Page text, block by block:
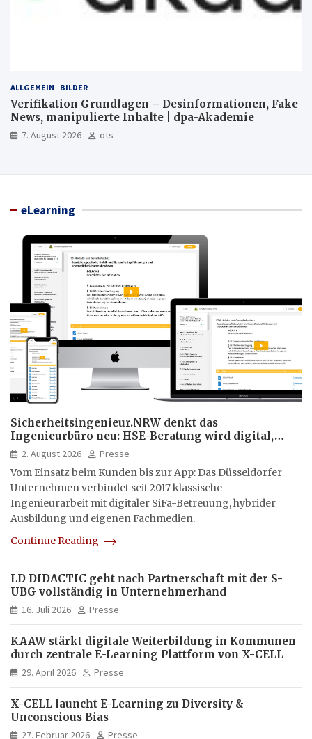
ALLGEMEIN BILDER
Verifikation Grundlagen – Desinformationen, Fake
News, manipulierte Inhalte | dpa-Akademie
7. August 2026 ots
eLearning
Sicherheitsingenieur.NRW denkt das
Ingenieurbüro neu: HSE-Beratung wird digital,
hybrid und multimedial
2. August 2026
Presse
Vom Einsatz beim Kunden bis zur App: Das Düsseldorfer
Unternehmen verbindet seit 2017 klassische
Ingenieurarbeit mit digitaler SiFa-Betreuung, hybrider
Ausbildung und eigenen Fachmedien.
Continue Reading
LD DIDACTIC geht nach Partnerschaft mit der S-
UBG vollständig in Unternehmerhand
16. Juli 2026 Presse
KAAW stärkt digitale Weiterbildung in Kommunen
durch zentrale E-Learning Plattform von X-CELL
29. April 2026 Presse
X-CELL launcht E-Learning zu Diversity &
Unconscious Bias
27. Februar 2026 Presse